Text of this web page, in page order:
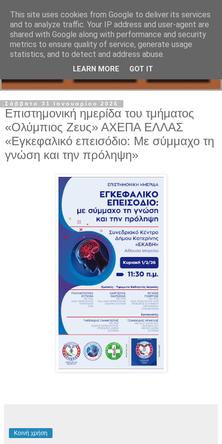
Σάββατο 31 Ιανουαρίου 2026
Επιστημονική ημερίδα του τμήματος
«Ολύμπιος Ζευς» ΑΧΕΠΑ ΕΛΛΑΣ
«Εγκεφαλικό επεισόδιο: Με σύμμαχο τη
γνώση και την πρόληψη»
Κοινή χρήση
This site uses cookies from Google to deliver its services
and to analyze traffic. Your IP address and user-agent are
shared with Google along with performance and security
metrics to ensure quality of service, generate usage
statistics, and to detect and address abuse.
LEARN MORE GOT IT